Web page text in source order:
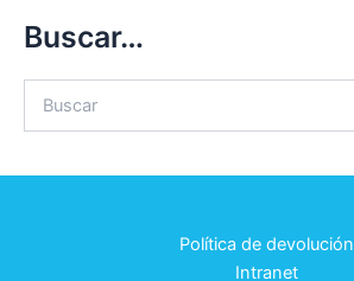
Buscar…
Política de devolución
Intranet